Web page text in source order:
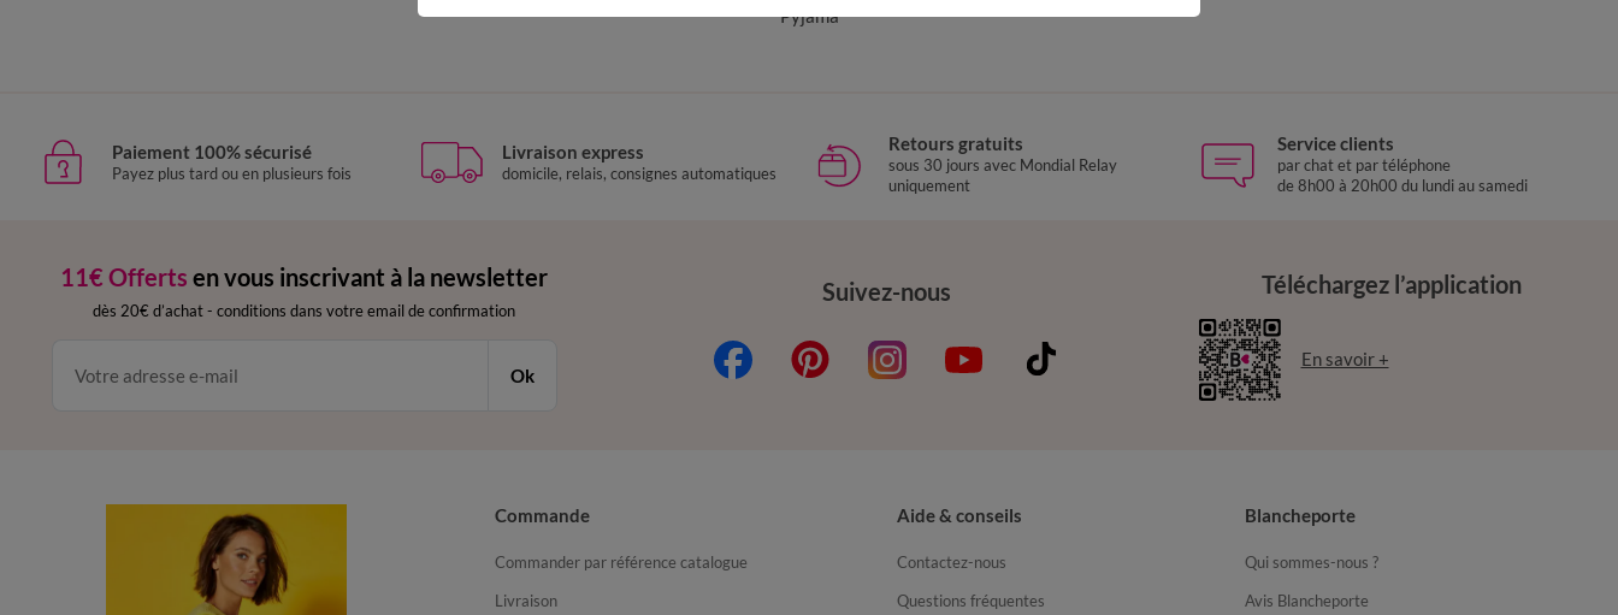
Pyjama
Paiement 100% sécurisé
Payez plus tard ou en plusieurs fois
Livraison express
domicile, relais, consignes automatiques
Retours gratuits
sous 30 jours avec Mondial Relay
uniquement
Service clients
par chat et par téléphone
de 8h00 à 20h00 du lundi au samedi
11€ Offerts en vous inscrivant à la newsletter
dès 20€ d’achat - conditions dans votre email de confirmation
Ok
Suivez-nous Téléchargez l’application
En savoir +
Commande
Commander par référence catalogue
Livraison
Aide & conseils
Contactez-nous
Questions fréquentes
Blancheporte
Qui sommes-nous ?
Avis Blancheporte